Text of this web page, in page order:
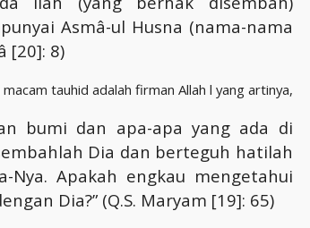
Asmâ-ul Husna (nama-nama
[20]: 8)
tauhid adalah firman Allah l yang artinya,
bumi dan apa-apa yang ada di
Dia dan berteguh hatilah
Nya. Apakah engkau mengetahui
Dia?” (Q.S. Maryam [19]: 65)